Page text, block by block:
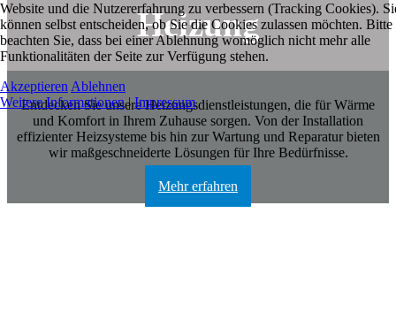
Heizung
Entdecken Sie unsere Heizungsdienstleistungen, die für Wärme
und Komfort in Ihrem Zuhause sorgen. Von der Installation
effizienter Heizsysteme bis hin zur Wartung und Reparatur bieten
wir maßgeschneiderte Lösungen für Ihre Bedürfnisse.
Mehr erfahren
Website und die Nutzererfahrung zu verbessern (Tracking Cookies).
können selbst entscheiden, ob Sie die Cookies zulassen möchten. Bitte
beachten Sie, dass bei einer Ablehnung womöglich nicht mehr alle
Funktionalitäten der Seite zur Verfügung stehen.
Akzeptieren Ablehnen
Weitere Informationen|Impressum